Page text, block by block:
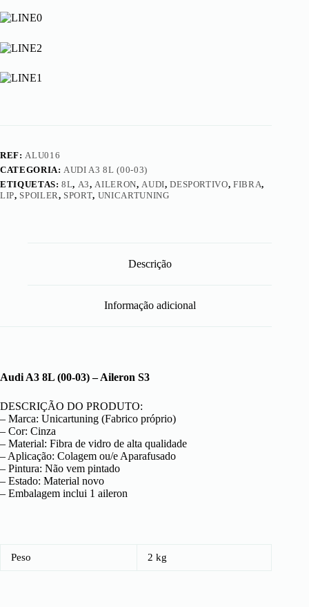
(00-
03)
Aileron
REF: ALU016
CATEGORIA: AUDI A3 8L (00-03)
ETIQUETAS:8L, A3, AILERON, AUDI,DESPORTIVO,FIBRA,
LIP, SPOILER, SPORT, UNICARTUNING
Descrição
Informação adicional
Audi A3 8L (00-03) – Aileron S3
DESCRIÇÃO DO PRODUTO:
– Marca: Unicartuning (Fabrico próprio)
– Cor: Cinza
– Material: Fibra de vidro de alta qualidade
– Aplicação: Colagem ou/e Aparafusado
– Pintura: Não vem pintado
– Estado: Material novo
– Embalagem inclui 1 aileron
Peso 2 kg